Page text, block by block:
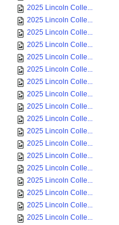
2025 Lincoln Colle...
2025 Lincoln Colle...
2025 Lincoln Colle...
2025 Lincoln Colle...
2025 Lincoln Colle...
2025 Lincoln Colle...
2025 Lincoln Colle...
2025 Lincoln Colle...
2025 Lincoln Colle...
2025 Lincoln Colle...
2025 Lincoln Colle...
2025 Lincoln Colle...
2025 Lincoln Colle...
2025 Lincoln Colle...
2025 Lincoln Colle...
2025 Lincoln Colle...
2025 Lincoln Colle...
2025 Lincoln Colle...